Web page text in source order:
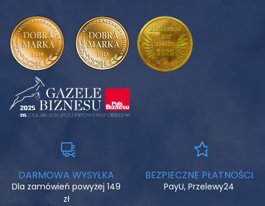
DARMOWA WYSYŁKA
Dla zamówień powyżej 149
zł
BEZPIECZNE PŁATNOŚCI
PayU, Przelewy24